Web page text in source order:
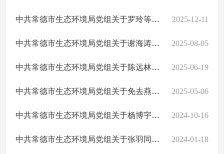
中共常德市生态环境局党组关于罗玲等5名同志职务职级任免的通知 2025-12-11
中共常德市生态环境局党组关于谢海涛同志试用期满正式任职的通知 2025-08-05
中共常德市生态环境局党组关于陈远林同志职级任免的通知 2025-06-19
中共常德市生态环境局党组关于免去燕孙同志职务的通知 2025-05-06
中共常德市生态环境局党组关于杨博宇等16名同志职务职级任免的通知 2024-10-16
中共常德市生态环境局党组关于张羽同志职务职级任免的通知 2024-01-18